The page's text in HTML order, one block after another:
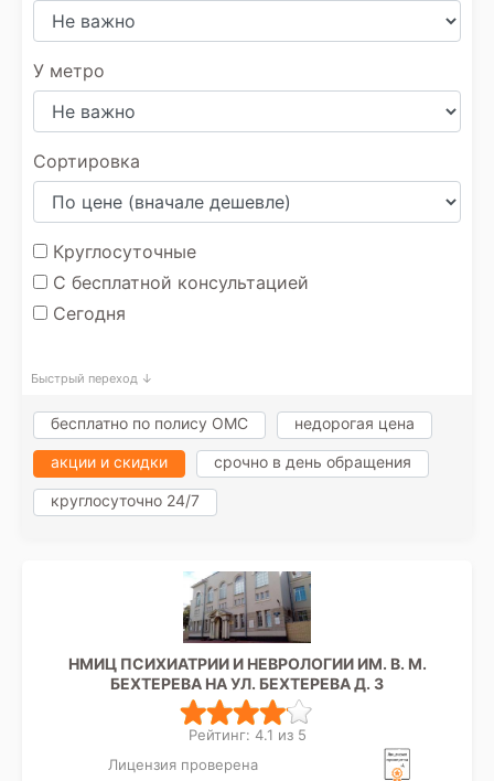
У метро
Сортировка
Круглосуточные
С бесплатной консультацией
Сегодня
Быстрый переход ↓
бесплатно по полису ОМС недорогая цена
акции и скидки срочно в день обращения
круглосуточно 24/7
НМИЦ ПСИХИАТРИИ И НЕВРОЛОГИИ ИМ. В. М.
БЕХТЕРЕВА НА УЛ. БЕХТЕРЕВА Д. 3
Рейтинг: 4.1 из 5
Лицензия проверена